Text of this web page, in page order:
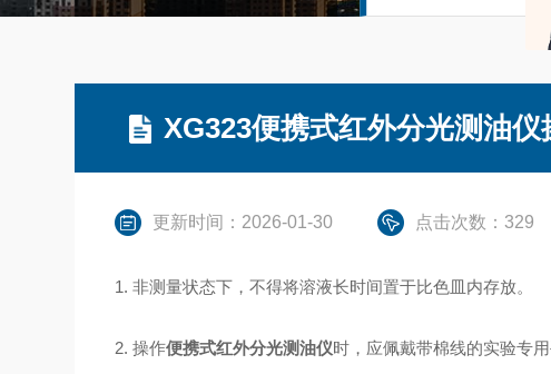
XG323便携式红外分光测油
更新时间：2026-01-30 点击次数：329
1. 非测量状态下，不得将溶液长时间置于比色皿内存放。
2. 操作便携式红外分光测油仪时，应佩戴带棉线的实验专用